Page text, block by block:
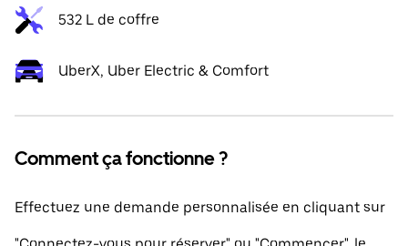
532 L de coffre
UberX, Uber Electric & Comfort
Comment ça fonctionne ?
Effectuez une demande personnalisée en cliquant sur